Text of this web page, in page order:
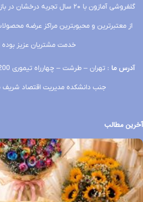
گلفروشی آمازون با ۲۰ سال تجربه
از معتبرترین و محبوبترین مراکز عرضه
خدمت مشتریان عزیز
آدرس ما
جنب دانشکده مدیریت اقتصاد شریف پلاک 134
آخرین مطالب